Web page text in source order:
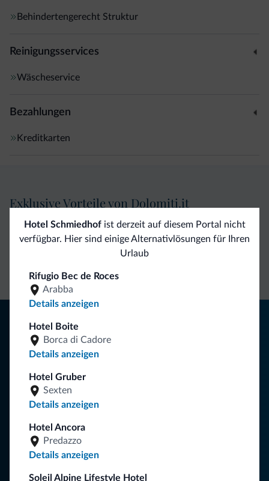
Behindertengerecht Struktur
Reinigungsservices
Wäscheservice
Bezahlungen
Kreditkarten
Hotel Schmiedhofist derzeit auf diesem Portal nicht
verfügbar. Hier sind einige Alternativlösungen für Ihren
Urlaub
Rifugio Bec de Roces
Arabba
Details anzeigen
Hotel Boite
Borca di Cadore
Details anzeigen
Hotel Gruber
Sexten
Details anzeigen
Hotel Ancora
Predazzo
Details anzeigen
Soleil Alpine Lifestyle Hotel
Exklusive Vorteile von Dolomiti.it
Direkter
Vorteilhafte
Folgen Sie Dolomiti.it auf
Sie erhalten Informationen, exklusive Angebote und
Neuigkeiten für Ihren Urlaub in den Dolomiten.
NEWSLETTER ABONNIEREN